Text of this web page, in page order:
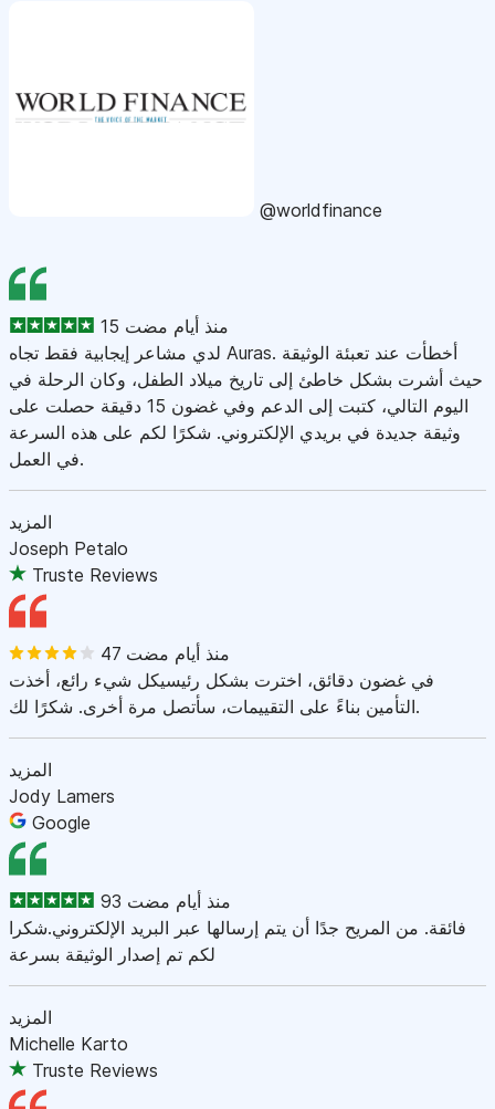
@worldfinance
15 منذ أيام مضت
لدي مشاعر إيجابية فقط تجاه Auras. أخطأت عند تعبئة الوثيقة
حيث أشرت بشكل خاطئ إلى تاريخ ميلاد الطفل، وكان الرحلة في
اليوم التالي، كتبت إلى الدعم وفي غضون 15 دقيقة حصلت على
وثيقة جديدة في بريدي الإلكتروني. شكرًا لكم على هذه السرعة
في العمل.
المزيد
Joseph Petalo
Truste Reviews
47 منذ أيام مضت
في غضون دقائق، اخترت بشكل رئيسيكل شيء رائع، أخذت
التأمين بناءً على التقييمات، سأتصل مرة أخرى. شكرًا لك.
المزيد
Jody Lamers
Google
93 منذ أيام مضت
فائقة. من المريح جدًا أن يتم إرسالها عبر البريد الإلكتروني.شكرا
لكم تم إصدار الوثيقة بسرعة
المزيد
Michelle Karto
Truste Reviews